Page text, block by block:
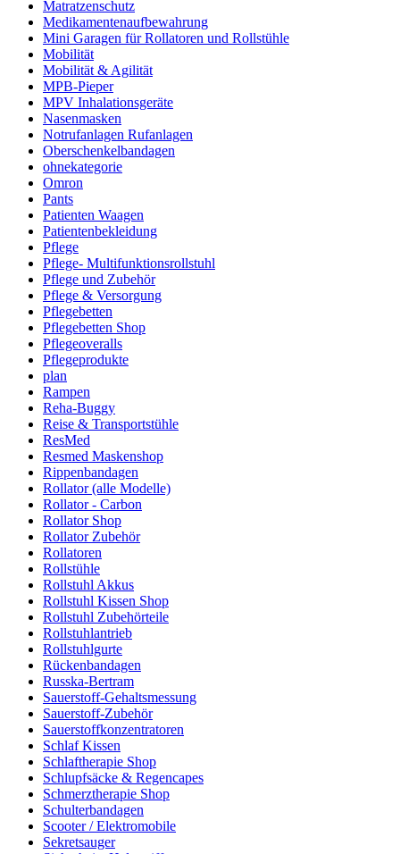
Matratzenschutz
Medikamentenaufbewahrung
Mini Garagen für Rollatoren und Rollstühle
Mobilität
Mobilität & Agilität
MPB-Pieper
MPV Inhalationsgeräte
Nasenmasken
Notrufanlagen Rufanlagen
Oberschenkelbandagen
ohnekategorie
Omron
Pants
Patienten Waagen
Patientenbekleidung
Pflege
Pflege- Multifunktionsrollstuhl
Pflege und Zubehör
Pflege & Versorgung
Pflegebetten
Pflegebetten Shop
Pflegeoveralls
Pflegeprodukte
plan
Rampen
Reha-Buggy
Reise & Transportstühle
ResMed
Resmed Maskenshop
Rippenbandagen
Rollator (alle Modelle)
Rollator - Carbon
Rollator Shop
Rollator Zubehör
Rollatoren
Rollstühle
Rollstuhl Akkus
Rollstuhl Kissen Shop
Rollstuhl Zubehörteile
Rollstuhlantrieb
Rollstuhlgurte
Rückenbandagen
Russka-Bertram
Sauerstoff-Gehaltsmessung
Sauerstoff-Zubehör
Sauerstoffkonzentratoren
Schlaf Kissen
Schlaftherapie Shop
Schlupfsäcke & Regencapes
Schmerztherapie Shop
Schulterbandagen
Scooter / Elektromobile
Sekretsauger